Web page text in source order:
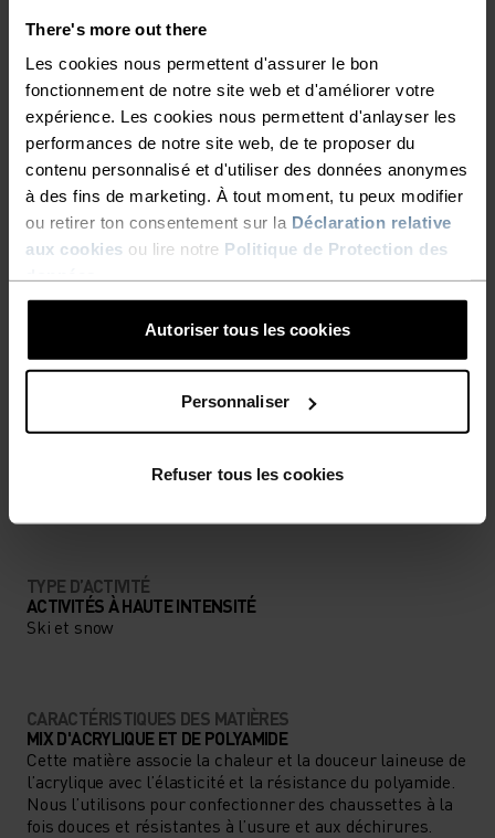
There's more out there
Les cookies nous permettent d'assurer le bon
fonctionnement de notre site web et d'améliorer votre
expérience. Les cookies nous permettent d'anlayser les
performances de notre site web, de te proposer du
contenu personnalisé et d'utiliser des données anonymes
à des fins de marketing. À tout moment, tu peux modifier
ou retirer ton consentement sur la Déclaration relative
aux cookies ou lire notre Politique de Protection des
Autoriser tous les cookies
Personnaliser
Refuser tous les cookies
COMBAT LES ODEURS
DÉPLAISANTES ET ASSURE
UN CONFORT THERMIQUE
OPTIMAL LORSQUE VOUS
VOUS DONNEZ À FOND SUR
DES SKIS. BÉNÉFICIEZ DE
PLUS DE CHALEUR ET DE
CONFORT POUR ÊTRE PLUS
PERFORMANT CETTE SAISON,
EN VOUS ÉQUIPANT BIEN DÈS
LA BASE, AVEC LES
CHAUSSETTES MONTANTES
POUR HOMME ET FEMME
ACTIVE WARM ESSENTIALS
performant cette saison, en vous équipant bien
dès la base, avec les chaussettes montantes pour
homme et femme Active Warm Essentials d’Odlo.
LES DÉTAILS QUI FONT LA
DIFFÉRENCE
Des accessoires pensés pour profiter au maximum
de chaque aventure.
NIVEAU D'ACTIVITÉ
TYPE D’ACTIVITÉ
ACTIVITÉS À HAUTE INTENSITÉ
Ski et snow
CARACTÉRISTIQUES DES MATIÈRES
MIX D'ACRYLIQUE ET DE POLYAMIDE
Cette matière associe la chaleur et la douceur laineuse de
l’acrylique avec l’élasticité et la résistance du polyamide.
Nous l’utilisons pour confectionner des chaussettes à la
fois douces et résistantes à l’usure et aux déchirures.